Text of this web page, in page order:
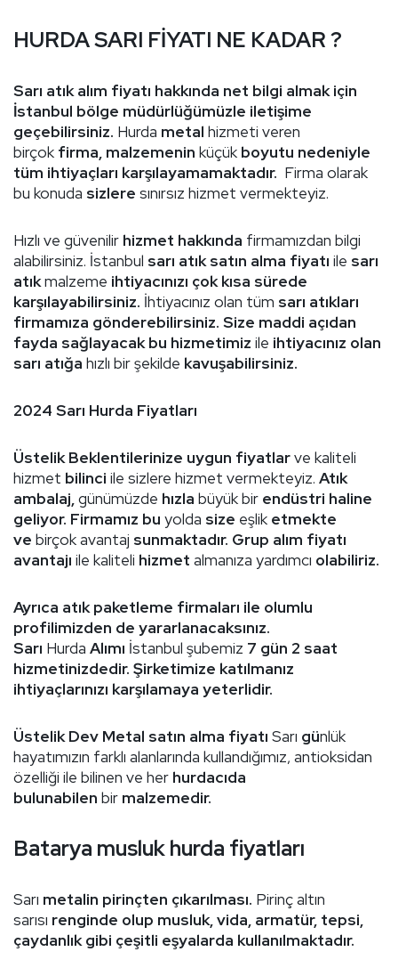
HURDA SARI FİYATI NE KADAR ?
Sarı atık alım fiyatı hakkında net bilgi almak için
İstanbul bölge müdürlüğümüzle iletişime
geçebilirsiniz. Hurda metal hizmeti veren
birçok firma, malzemenin küçük boyutu nedeniyle
tüm ihtiyaçları karşılayamamaktadır. Firma olarak
bu konuda sizlere sınırsız hizmet vermekteyiz.
Hızlı ve güvenilir hizmet hakkında firmamızdan bilgi
alabilirsiniz. İstanbul sarı atık satın alma fiyatı ile sarı
atıkmalzeme ihtiyacınızı çok kısa sürede
karşılayabilirsiniz. İhtiyacınız olan tüm sarı atıkları
firmamıza gönderebilirsiniz. Size maddi açıdan
fayda sağlayacak bu hizmetimiz ile ihtiyacınız olan
sarı atığa hızlı bir şekilde kavuşabilirsiniz.
2024 Sarı Hurda Fiyatları
Üstelik Beklentilerinize uygun fiyatlarve kaliteli
hizmet bilinci ile sizlere hizmet vermekteyiz. Atık
ambalaj,günümüzde hızla büyük bir endüstri haline
geliyor. Firmamız bu yolda size eşlik etmekte
ve birçok avantaj sunmaktadır. Grup alım fiyatı
avantajı ile kaliteli hizmet almanıza yardımcı olabiliriz.
Ayrıca atık paketleme firmaları ile olumlu
profilimizden de yararlanacaksınız.
Sarı Hurda Alımı İstanbul şubemiz 7 gün 2 saat
hizmetinizdedir. Şirketimize katılmanız
ihtiyaçlarınızı karşılamaya yeterlidir.
Üstelik Dev Metal satın alma fiyatı Sarı günlük
hayatımızın farklı alanlarında kullandığımız, antioksidan
özelliği ile bilinen ve her hurdacıda
bulunabilen bir malzemedir.
Batarya musluk hurda fiyatları
Sarı metalin pirinçten çıkarılması. Pirinç altın
sarısı renginde olup musluk, vida, armatür, tepsi,
çaydanlık gibi çeşitli eşyalarda kullanılmaktadır.